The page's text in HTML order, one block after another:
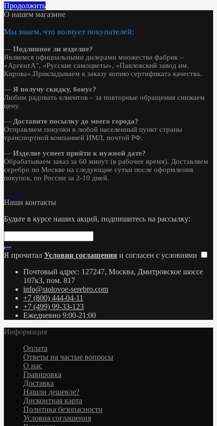
Продолжить
О нашем магазине
Мы знаем, что волнует покупателей:
— Подлинное ли изделие?
Являемся официальными дилерами множества фабрик –
«АргентА", «Русские самоцветы», «Павловский завод им.
Кирова».Прикладываем к заказу копию сертификата качества.
— Я получу скидку, бонус?
Любим радовать клиентов – за повторные обращения снижаем
цену.
— Доставите посылку до моего города?
Отправляем покупки в любой населенный пункт страны
транспортной компанией ИМЛ, почтой РФ.
— Изделие успеет прийти к нужной дате?
Обрабатываем заказ за 60 минут (в рабочее время). Доставляем
серебро по Москве на следующие сутки после оформления
покупок, по России за 2-10 дней.
Наши контакты
Будьте в курсе наших акций, подпишитесь на рассылку:
Я прочитал Условия соглашения и согласен с условиями
Почтовый адрес: 127247, Москва, Дмитровское шоссе
107к3, пом. 817
info@stolovoe-serebro.com
+7 (800) 444-04-11
+7 (499) 99-33-123
Ежедневно 9:00-21:00
Информация
Оплата
Ответы на частые вопросы
О нас
Гравировка
Доставка
Нашли дешевле?
Дисконтная карта
Политика безопасности
Условия соглашения